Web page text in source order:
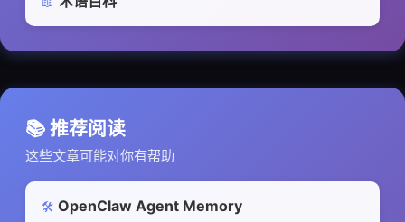
📚 推荐阅读
这些文章可能对你有帮助
🛠️ OpenClaw Agent Memory